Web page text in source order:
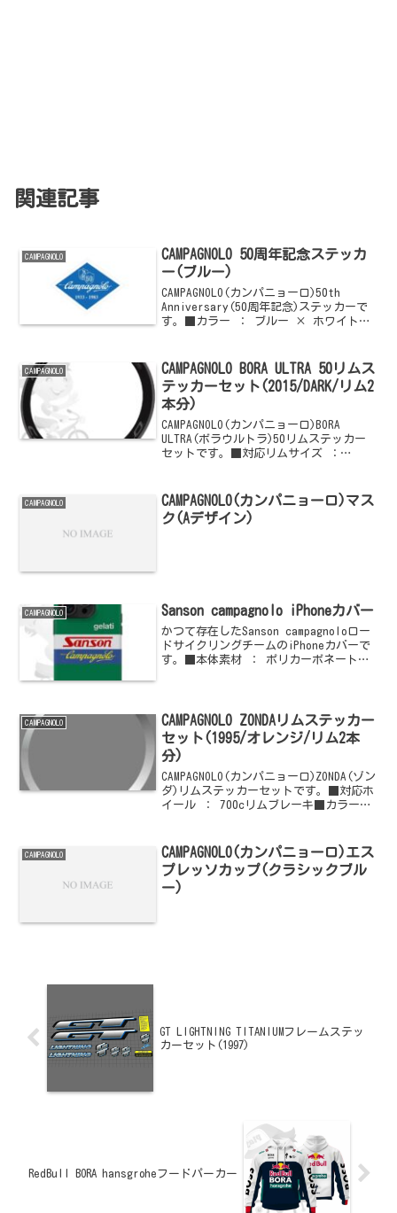
関連記事
CAMPAGNOLO
CAMPAGNOLO 50周年記念ステッカ
ー(ブルー)
CAMPAGNOLO(カンパニョーロ)50th
Anniversary(50周年記念)ステッカーで
す。■カラー ： ブルー × ホワイトロ
らからどうぞ
CAMPAGNOLO
CAMPAGNOLO BORA ULTRA 50リムス
テッカーセット(2015/DARK/リム2
本分)
CAMPAGNOLO(カンパニョーロ)BORA
ULTRA(ボラウルトラ)50リムステッカー
セットです。■対応リムサイズ ：
ラー ： Dark(ダ...
CAMPAGNOLO
CAMPAGNOLO(カンパニョーロ)マス
ク(Aデザイン)
CAMPAGNOLO Sanson campagnolo iPhoneカバー
かつて存在したSanson campagnoloロー
ドサイクリングチームのiPhoneカバーで
す。■本体素材 ： ポリカーボネート■
CAMPAGNOLO
CAMPAGNOLO ZONDAリムステッカー
セット(1995/オレンジ/リム2本
分)
CAMPAGNOLO(カンパニョーロ)ZONDA(ゾン
ダ)リムステッカーセットです。■対応ホ
イール ： 700cリムブレーキ■カラー
ちらからどうぞ
CAMPAGNOLO
CAMPAGNOLO(カンパニョーロ)エス
プレッソカップ(クラシックブル
ー)
GT LIGHTNING TITANIUMフレームステッ
カーセット(1997)
RedBull BORA hansgroheフードパーカー